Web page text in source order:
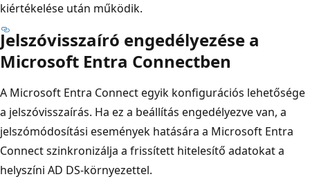
kiértékelése után működik.
Jelszóvisszaíró engedélyezése a
Microsoft Entra Connectben
A Microsoft Entra Connect egyik konfigurációs lehetősége
a jelszóvisszaírás. Ha ez a beállítás engedélyezve van, a
jelszómódosítási események hatására a Microsoft Entra
Connect szinkronizálja a frissített hitelesítő adatokat a
helyszíni AD DS-környezettel.